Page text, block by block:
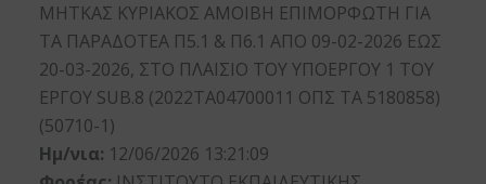
ΜΗΤΚΑΣ ΚΥΡΙΑΚΟΣ ΑΜΟΙΒΗ ΕΠΙΜΟΡΦΩΤΗ ΓΙΑ
ΤΑ ΠΑΡΑΔΟΤΕΑ Π5.1 & Π6.1 ΑΠΟ 09-02-2026 ΕΩΣ
20-03-2026, ΣΤΟ ΠΛΑΙΣΙΟ ΤΟΥ ΥΠΟΕΡΓΟΥ 1 ΤΟΥ
ΕΡΓΟΥ SUB.8 (2022ΤΑ04700011 ΟΠΣ ΤΑ 5180858)
(50710-1)
Ημ/νια: 12/06/2026 13:21:09